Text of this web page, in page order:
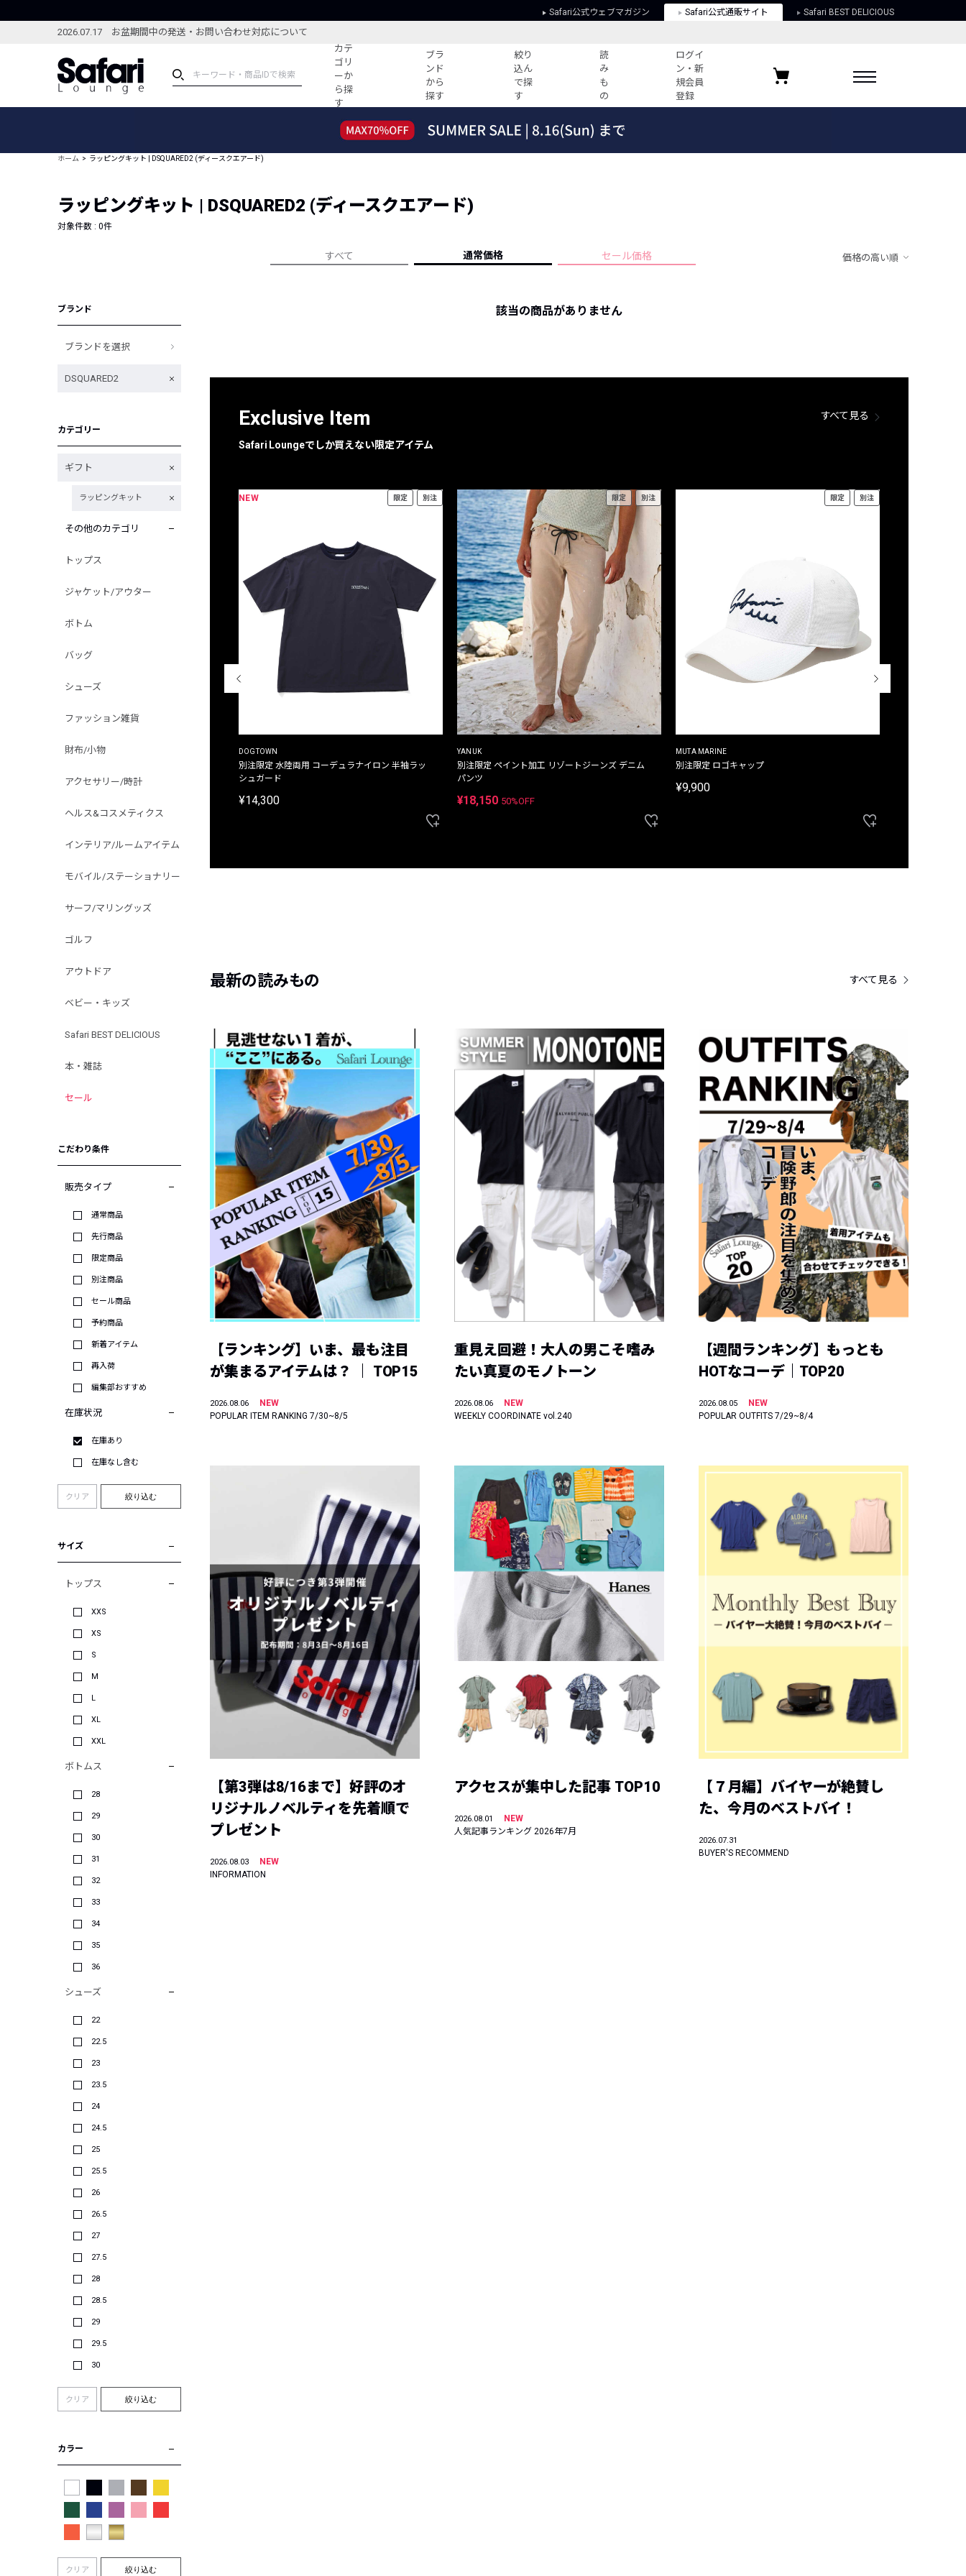
Safari公式ウェブマガジン Safari公式通販サイト Safari BEST DELICIOUS
2026.07.17 お盆期間中の発送・お問い合わせ対応について
カテ
ゴリ
ーか
ら探
す
ブラ
ンド
から
探す
絞り
込ん
で探
す
読
み
も
の
ログイ
ン・新
規会員
登録
ブランドから探す
新着アイテム
編集部のおすすめアイテム
特集記事
コーディネート
すべての記事
ーデ紹介
HOTなコーデ TOP20
人気記事ランキング
フォーカスブランド
プライバシーポリシー
お気に入りブランド
ホーム ラッピングキット | DSQUARED2 (ディースクエアード)
ラッピングキット | DSQUARED2 (ディースクエアード)
対象件数 : 0件
すべて 通常価格 セール価格 価格の高い順
ブランド
ブランドを選択
DSQUARED2
カテゴリー
ギフト
ラッピングキット
その他のカテゴリ
トップス
ジャケット/アウター
ボトム
バッグ
シューズ
ファッション雑貨
財布/小物
アクセサリー/時計
ヘルス&コスメティクス
インテリア/ルームアイテム
モバイル/ステーショナリー
サーフ/マリングッズ
ゴルフ
アウトドア
ベビー・キッズ
Safari BEST DELICIOUS
本・雑誌
セール
こだわり条件
販売タイプ
通常商品
先行商品
限定商品
別注商品
セール商品
予約商品
新着アイテム
再入荷
編集部おすすめ
在庫状況
在庫あり
在庫なし含む
クリア 絞り込む
サイズ
トップス
XXS
XS
S
M
L
XL
XXL
ボトムス
28
29
30
31
32
33
34
35
36
シューズ
22
22.5
23
23.5
24
24.5
25
25.5
26
26.5
27
27.5
28
28.5
29
29.5
30
クリア 絞り込む
カラー
クリア 絞り込む
該当の商品がありません
Exclusive Item
Safari Loungeでしか買えない限定アイテム
すべて見る
THE DUFFER OF ST.GEORGE
プリントTシャツ
NEW 限定 別注
DOGTOWN
別注限定 水陸両用 コーデュラナイロン 半袖ラッ
シュガード
¥14,300
限定 別注
YANUK
別注限定 ペイント加工 リゾートジーンズ デニム
パンツ
¥18,150 50%OFF
限定 別注
MUTA MARINE
別注限定 ロゴキャップ
¥9,900
最新の読みもの すべて見る
【ランキング】いま、最も注目
が集まるアイテムは？ ｜ TOP15
2026.08.06
NEW
POPULAR ITEM RANKING 7/30~8/5
重見え回避！大人の男こそ嗜み
たい真夏のモノトーン
2026.08.06
NEW
WEEKLY COORDINATE vol.240
【週間ランキング】もっとも
HOTなコーデ｜TOP20
2026.08.05
NEW
POPULAR OUTFITS 7/29~8/4
【第3弾は8/16まで】好評のオ
リジナルノベルティを先着順で
プレゼント
2026.08.03
NEW
INFORMATION
アクセスが集中した記事 TOP10
2026.08.01
NEW
人気記事ランキング 2026年7月
【７月編】バイヤーが絶賛し
た、今月のベストバイ！
2026.07.31
BUYER'S RECOMMEND